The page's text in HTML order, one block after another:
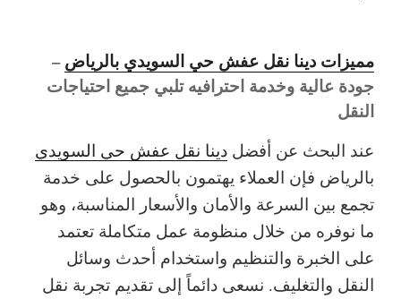
مميزات دينا نقل عفش حي السويدي بالرياض–
جودة عالية وخدمة احترافيه تلبي جميع احتياجات
النقل
عند البحث عن أفضل دينا نقل عفش حي السويدي
بالرياض فإن العملاء يهتمون بالحصول على خدمة
تجمع بين السرعة والأمان والأسعار المناسبة، وهو
ما نوفره من خلال منظومة عمل متكاملة تعتمد
على الخبرة والتنظيم واستخدام أحدث وسائل
النقل والتغليف. نسعى دائماً إلى تقديم تجربة نقل